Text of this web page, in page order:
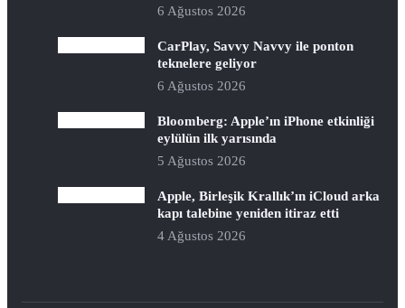
6 Ağustos 2026
CarPlay, Savvy Navvy ile ponton
teknelere geliyor
6 Ağustos 2026
Bloomberg: Apple’ın iPhone etkinliği
eylülün ilk yarısında
5 Ağustos 2026
Apple, Birleşik Krallık’ın iCloud arka
kapı talebine yeniden itiraz etti
4 Ağustos 2026